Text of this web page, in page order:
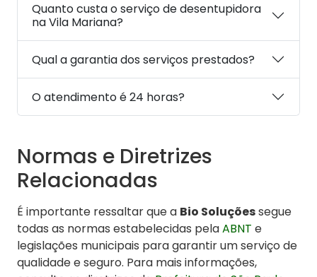
Quanto custa o serviço de desentupidora
na Vila Mariana?
Qual a garantia dos serviços prestados?
O atendimento é 24 horas?
Normas e Diretrizes
Relacionadas
É importante ressaltar que a Bio Soluçõessegue
todas as normas estabelecidas pelaABNT e
legislações municipais para garantir um serviço de
qualidade e seguro. Para mais informações,